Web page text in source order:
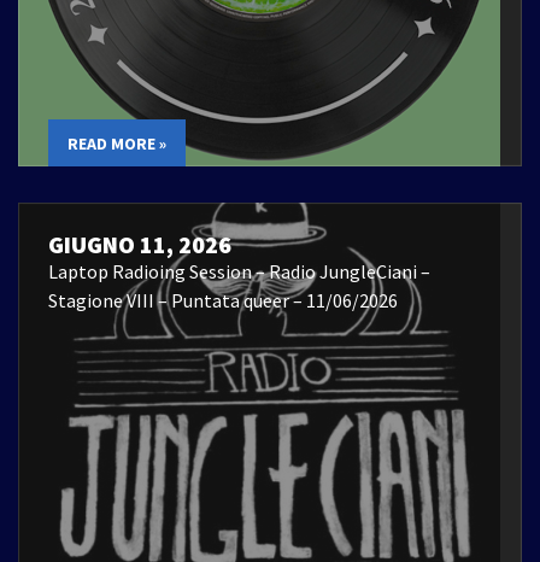
READ MORE »
GIUGNO 11, 2026
Laptop Radioing Session – Radio JungleCiani –
Stagione VIII – Puntata queer – 11/06/2026